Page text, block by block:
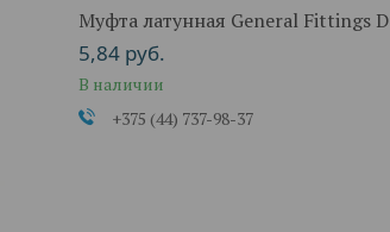
Муфта латунная General Fittings
5,84 руб.
В наличии
+375 (44) 737-98-37